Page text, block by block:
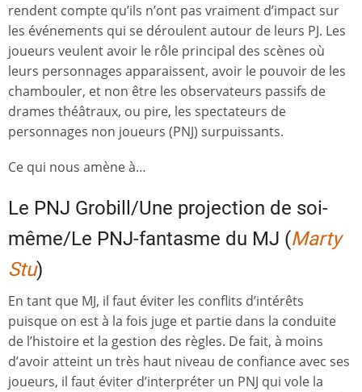
rendent compte qu’ils n’ont pas vraiment d’impact sur
les événements qui se déroulent autour de leurs PJ. Les
joueurs veulent avoir le rôle principal des scènes où
leurs personnages apparaissent, avoir le pouvoir de les
chambouler, et non être les observateurs passifs de
drames théâtraux, ou pire, les spectateurs de
personnages non joueurs (PNJ) surpuissants.
Ce qui nous amène à…
Le PNJ Grobill/Une projection de soi-
même/Le PNJ-fantasme du MJ (Marty
Stu)
En tant que MJ, il faut éviter les conflits d’intérêts
puisque on est à la fois juge et partie dans la conduite
de l’histoire et la gestion des règles. De fait, à moins
d’avoir atteint un très haut niveau de confiance avec ses
joueurs, il faut éviter d’interpréter un PNJ qui vole la